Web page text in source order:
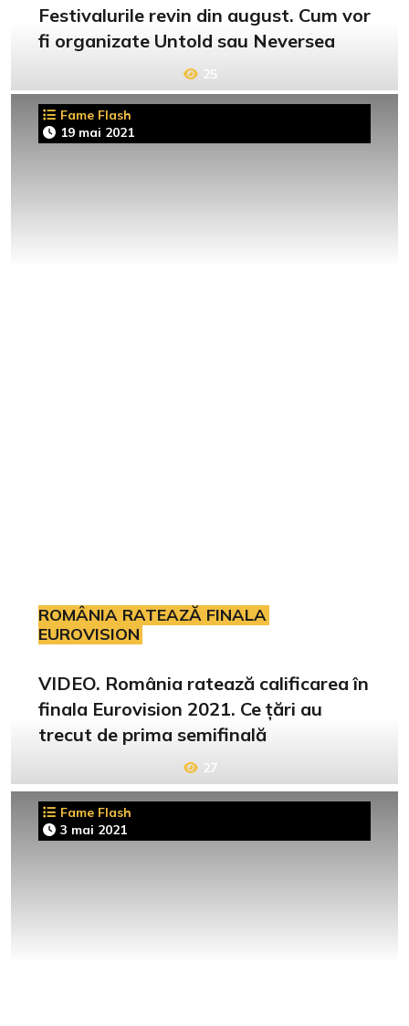
Festivalurile revin din august. Cum vor
fi organizate Untold sau Neversea
25
Fame Flash
19 mai 2021
ROMÂNIA RATEAZĂ FINALA
EUROVISION
VIDEO. România ratează calificarea în
finala Eurovision 2021. Ce țări au
trecut de prima semifinală
27
Fame Flash
3 mai 2021